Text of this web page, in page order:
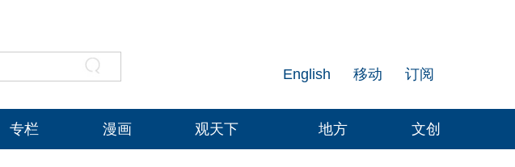
订阅
移动
English
专栏 漫画 观天下 地方 文创